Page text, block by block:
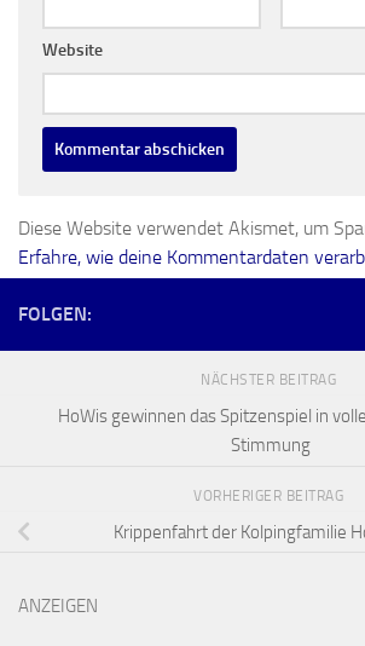
Website
Diese Website verwendet Akismet, um
Erfahre, wie deine Kommentardaten
FOLGEN:
NÄCHSTER BEITRAG
HoWis gewinnen das Spitzenspiel in
Stimmung
VORHERIGER BEITRAG
Krippenfahrt der Kolpingfamilie
ANZEIGEN